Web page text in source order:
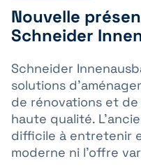
Nouvelle
Schneider
Schneider
solutions
de rénovations et
haute qualité.
difficile à entretenir
moderne ni l’offre